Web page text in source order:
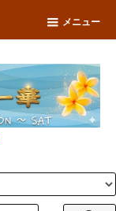
メニュー